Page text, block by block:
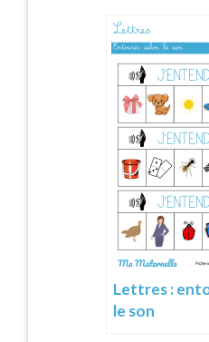
Lettres :
le son